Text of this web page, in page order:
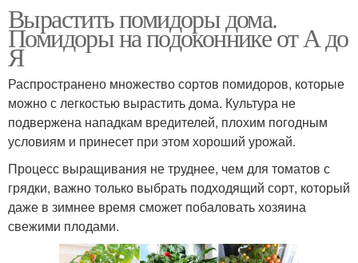
Вырастить помидоры дома.
Помидоры на подоконнике от А до
Я
Распространено множество сортов помидоров, которые
можно с легкостью вырастить дома. Культура не
подвержена нападкам вредителей, плохим погодным
условиям и принесет при этом хороший урожай.
Процесс выращивания не труднее, чем для томатов с
грядки, важно только выбрать подходящий сорт, который
даже в зимнее время сможет побаловать хозяина
свежими плодами.